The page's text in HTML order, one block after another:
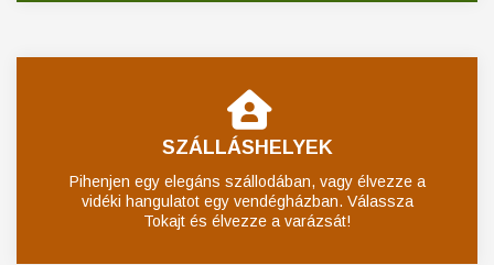
SZÁLLÁSHELYEK
Pihenjen egy elegáns szállodában, vagy élvezze a
vidéki hangulatot egy vendégházban. Válassza
Tokajt és élvezze a varázsát!